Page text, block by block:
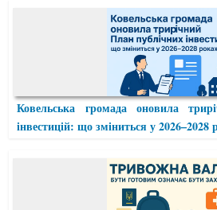
Ковельська громада оновила
інвестицій: що зміниться у 2026–2028